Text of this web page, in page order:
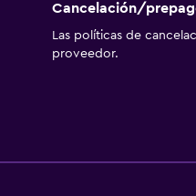
Comedor al aire libre
Jardín
Cancelación/
Las políticas de
proveedor.